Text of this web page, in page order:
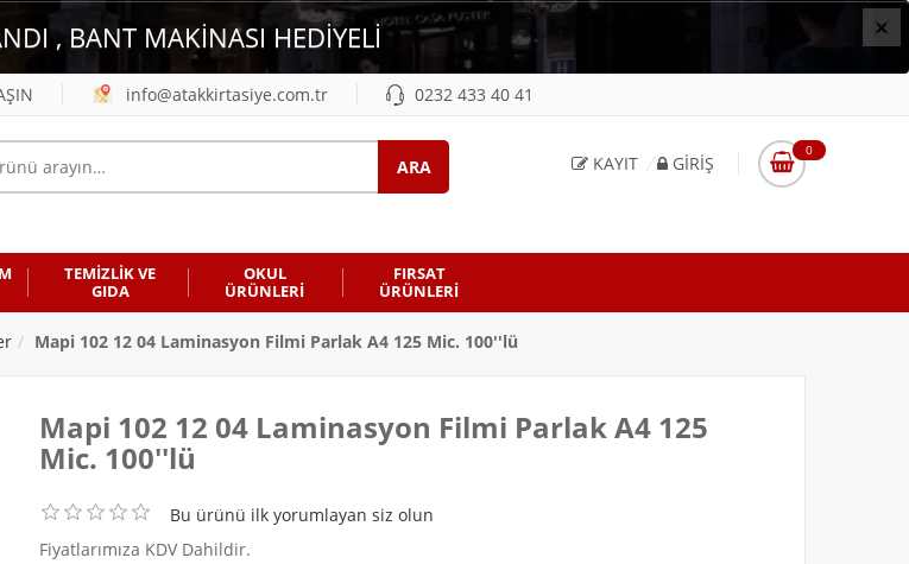
×
, BANT MAKİNASI HEDİYELİ
info@atakkirtasiye.com.tr 0232 433 40 41
KAYIT GIRIŞ
0
TEMİZLİK VE
GIDA
OKUL
ÜRÜNLERİ
FIRSAT
ÜRÜNLERI
Mapi 102 12 04 Laminasyon Filmi Parlak A4 125 Mic. 100''lü
Mapi 102 12 04 Laminasyon Filmi Parlak A4 125
Mic. 100''lü
Bu ürünü ilk yorumlayan siz olun
Fiyatlarımıza KDV Dahildir.